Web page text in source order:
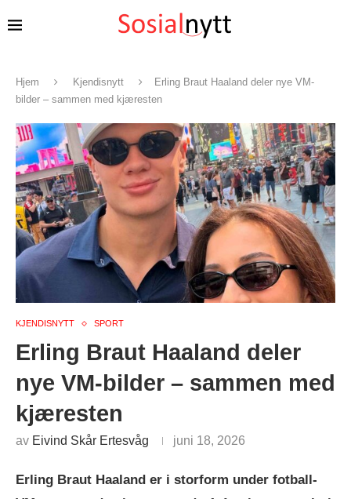
Hjem Kjendisnytt
Erling Braut Haaland deler nye VM-
bilder – sammen med kjæresten
KJENDISNYTT SPORT
Erling Braut Haaland deler
nye VM-bilder – sammen med
kjæresten
av Eivind Skår Ertesvåg juni 18, 2026
Erling Braut Haaland er i storform under fotball-